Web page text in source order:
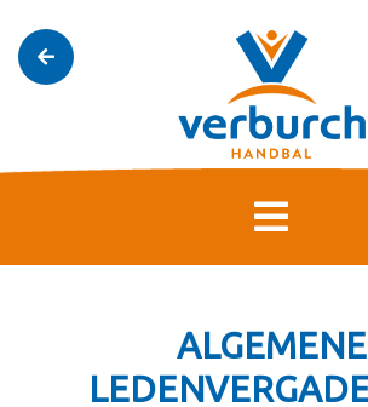
ALGEMENE